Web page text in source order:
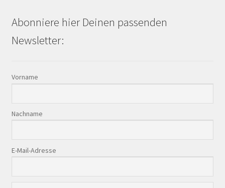
Abonniere hier Deinen passenden
Newsletter:
Vorname
Nachname
E-Mail-Adresse